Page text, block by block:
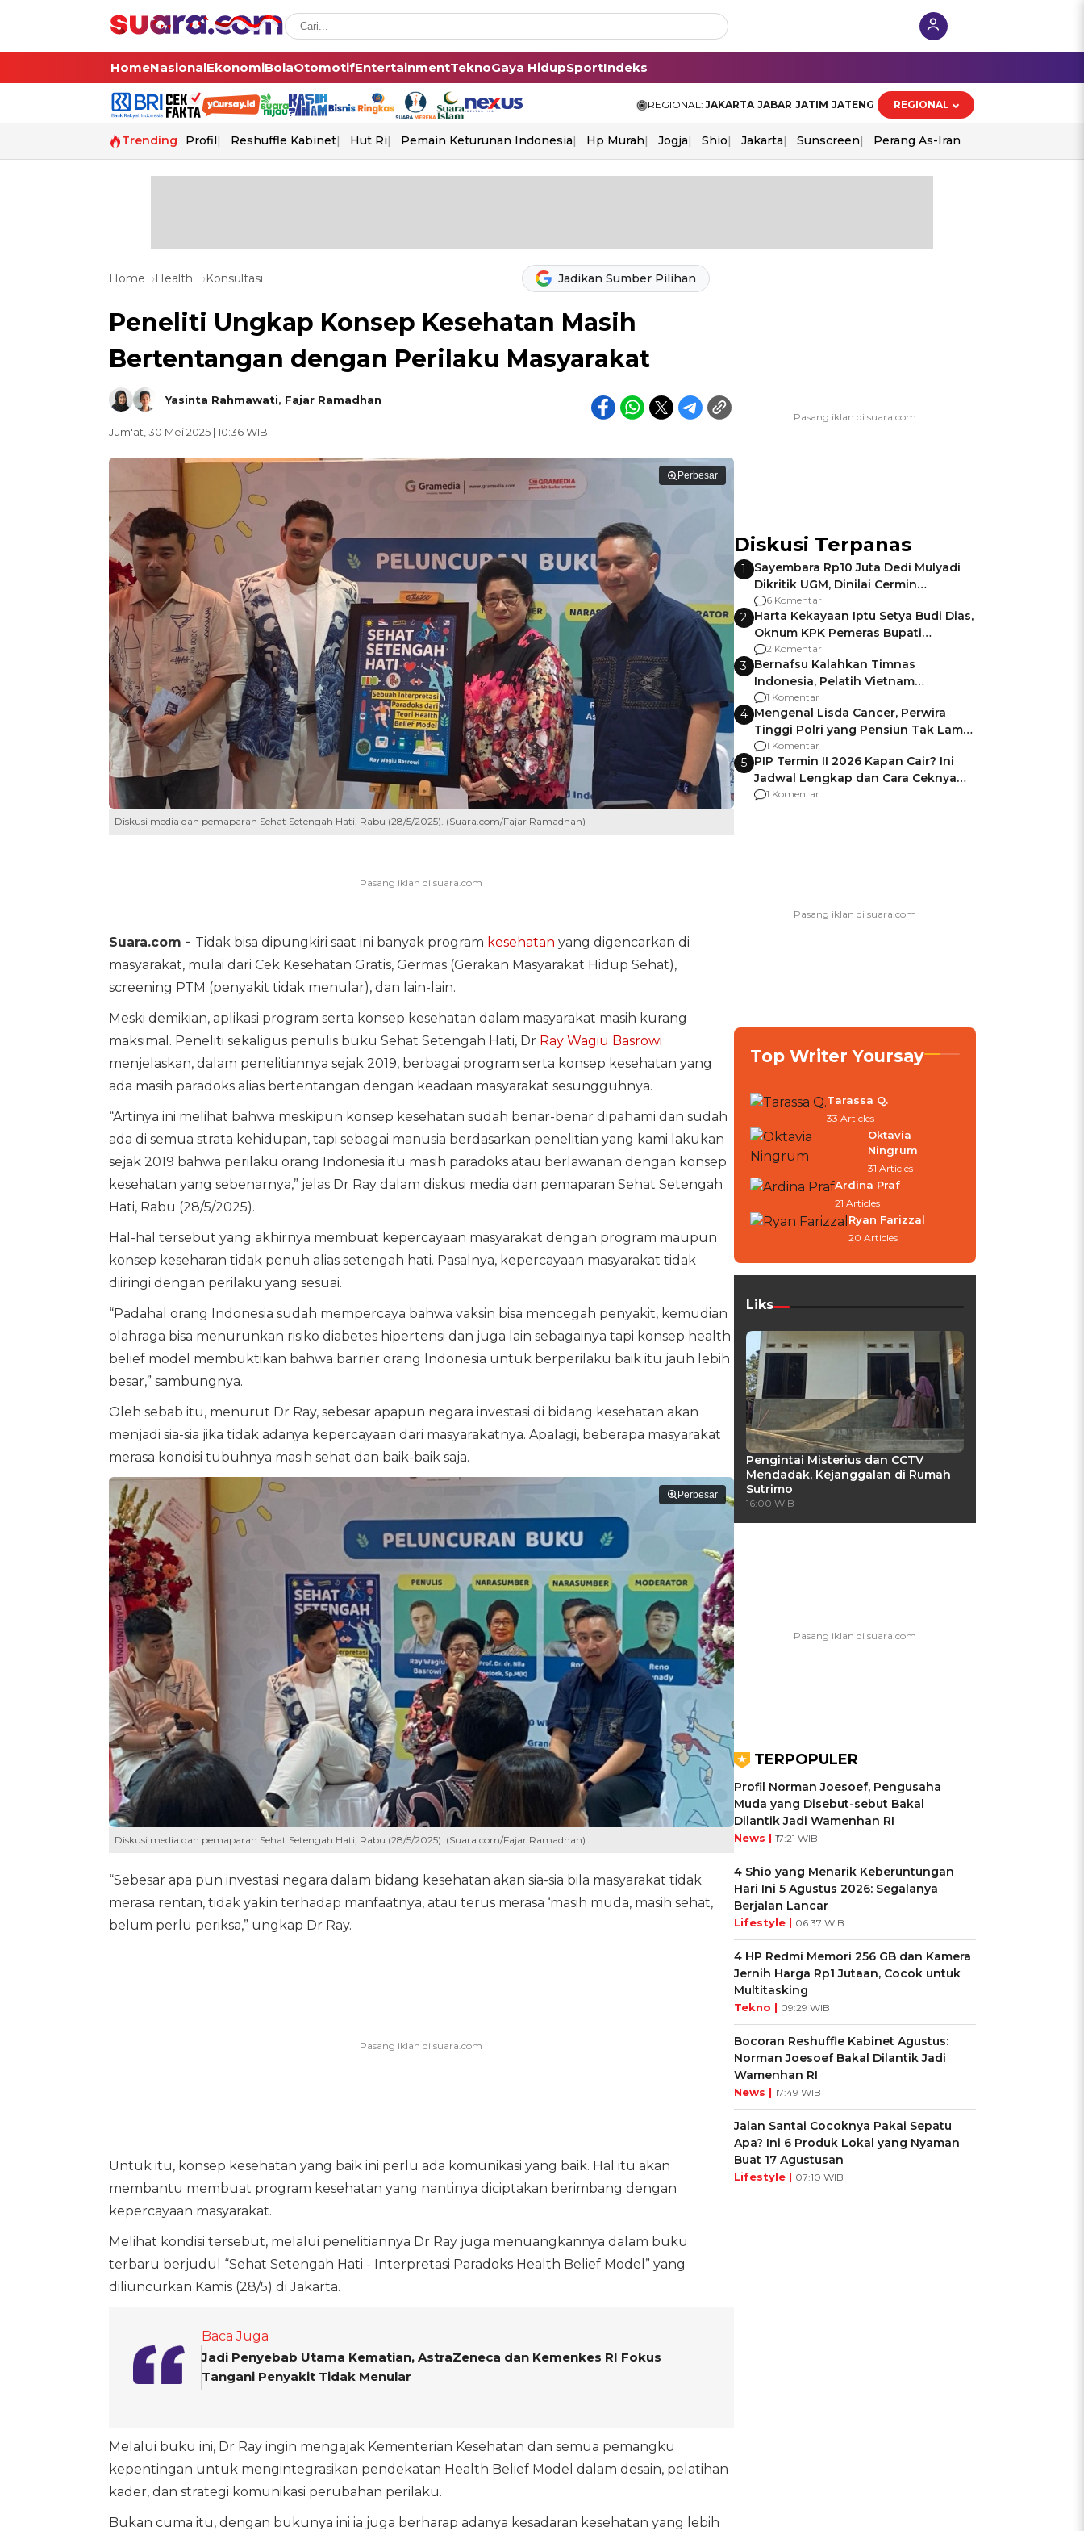
HomeNasionalEkonomiBolaOtomotifEntertainmentTeknoGaya HidupSportIndeks
REGIONAL: JAKARTA JABAR JATIM JATENG REGIONAL
Trending Profil Reshuffle Kabinet Hut Ri Pemain Keturunan Indonesia Hp Murah Jogja Shio Jakarta Sunscreen Perang As-Iran
Home Health Konsultasi Jadikan Sumber Pilihan
Peneliti Ungkap Konsep Kesehatan Masih
Bertentangan dengan Perilaku Masyarakat
Yasinta Rahmawati, Fajar Ramadhan
Jum'at, 30 Mei 2025 | 10:36 WIB
Perbesar
Diskusi media dan pemaparan Sehat Setengah Hati, Rabu (28/5/2025). (Suara.com/Fajar Ramadhan)
Suara.com - Tidak bisa dipungkiri saat ini banyak program kesehatan yang digencarkan di
masyarakat, mulai dari Cek Kesehatan Gratis, Germas (Gerakan Masyarakat Hidup Sehat),
screening PTM (penyakit tidak menular), dan lain-lain.
Meski demikian, aplikasi program serta konsep kesehatan dalam masyarakat masih kurang
maksimal. Peneliti sekaligus penulis buku Sehat Setengah Hati, Dr Ray Wagiu Basrowi
menjelaskan, dalam penelitiannya sejak 2019, berbagai program serta konsep kesehatan yang
ada masih paradoks alias bertentangan dengan keadaan masyarakat sesungguhnya.
“Artinya ini melihat bahwa meskipun konsep kesehatan sudah benar-benar dipahami dan sudah
ada di semua strata kehidupan, tapi sebagai manusia berdasarkan penelitian yang kami lakukan
sejak 2019 bahwa perilaku orang Indonesia itu masih paradoks atau berlawanan dengan konsep
kesehatan yang sebenarnya,” jelas Dr Ray dalam diskusi media dan pemaparan Sehat Setengah
Hati, Rabu (28/5/2025).
Hal-hal tersebut yang akhirnya membuat kepercayaan masyarakat dengan program maupun
konsep keseharan tidak penuh alias setengah hati. Pasalnya, kepercayaan masyarakat tidak
diiringi dengan perilaku yang sesuai.
“Padahal orang Indonesia sudah mempercaya bahwa vaksin bisa mencegah penyakit, kemudian
olahraga bisa menurunkan risiko diabetes hipertensi dan juga lain sebagainya tapi konsep health
belief model membuktikan bahwa barrier orang Indonesia untuk berperilaku baik itu jauh lebih
besar,” sambungnya.
Oleh sebab itu, menurut Dr Ray, sebesar apapun negara investasi di bidang kesehatan akan
menjadi sia-sia jika tidak adanya kepercayaan dari masyarakatnya. Apalagi, beberapa masyarakat
merasa kondisi tubuhnya masih sehat dan baik-baik saja.
Perbesar
Diskusi media dan pemaparan Sehat Setengah Hati, Rabu (28/5/2025). (Suara.com/Fajar Ramadhan)
“Sebesar apa pun investasi negara dalam bidang kesehatan akan sia-sia bila masyarakat tidak
merasa rentan, tidak yakin terhadap manfaatnya, atau terus merasa ‘masih muda, masih sehat,
belum perlu periksa,” ungkap Dr Ray.
Untuk itu, konsep kesehatan yang baik ini perlu ada komunikasi yang baik. Hal itu akan
membantu membuat program kesehatan yang nantinya diciptakan berimbang dengan
kepercayaan masyarakat.
Melihat kondisi tersebut, melalui penelitiannya Dr Ray juga menuangkannya dalam buku
terbaru berjudul “Sehat Setengah Hati - Interpretasi Paradoks Health Belief Model” yang
diliuncurkan Kamis (28/5) di Jakarta.
Baca Juga
Jadi Penyebab Utama Kematian, AstraZeneca dan Kemenkes RI Fokus
Tangani Penyakit Tidak Menular
Melalui buku ini, Dr Ray ingin mengajak Kementerian Kesehatan dan semua pemangku
kepentingan untuk mengintegrasikan pendekatan Health Belief Model dalam desain, pelatihan
kader, dan strategi komunikasi perubahan perilaku.
Bukan cuma itu, dengan bukunya ini ia juga berharap adanya kesadaran kesehatan yang lebih
Diskusi Terpanas
1
Sayembara Rp10 Juta Dedi Mulyadi
Dikritik UGM, Dinilai Cermin
Gagalnya Negara Jamin Keamanan
6 Komentar
2 Harta Kekayaan Iptu Setya Budi Dias,
Oknum KPK Pemeras Bupati
Pemalang
2 Komentar
3 Bernafsu Kalahkan Timnas
Indonesia, Pelatih Vietnam
Berencana Pakai Jimat di Pakansari
1 Komentar
4 Mengenal Lisda Cancer, Perwira
Tinggi Polri yang Pensiun Tak Lama
Usai Jadi Brigjen
1 Komentar
5 PIP Termin II 2026 Kapan Cair? Ini
Jadwal Lengkap dan Cara Ceknya
agar Dana Tidak Hangus!
1 Komentar
Top Writer Yoursay
Tarassa Q.
33 Articles
Oktavia
Ningrum
31 Articles
Ardina Praf
21 Articles
Ryan Farizzal
20 Articles
Liks
Pengintai Misterius dan CCTV
Mendadak, Kejanggalan di Rumah
Sutrimo
16:00 WIB
TERPOPULER
Profil Norman Joesoef, Pengusaha
Muda yang Disebut-sebut Bakal
Dilantik Jadi Wamenhan RI
News | 17:21 WIB
4 Shio yang Menarik Keberuntungan
Hari Ini 5 Agustus 2026: Segalanya
Berjalan Lancar
Lifestyle | 06:37 WIB
4 HP Redmi Memori 256 GB dan Kamera
Jernih Harga Rp1 Jutaan, Cocok untuk
Multitasking
Tekno | 09:29 WIB
Bocoran Reshuffle Kabinet Agustus:
Norman Joesoef Bakal Dilantik Jadi
Wamenhan RI
News | 17:49 WIB
Jalan Santai Cocoknya Pakai Sepatu
Apa? Ini 6 Produk Lokal yang Nyaman
Buat 17 Agustusan
Lifestyle | 07:10 WIB